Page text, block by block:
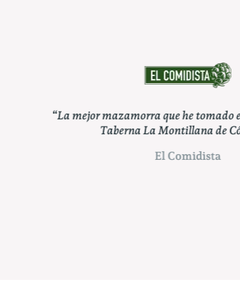
“Pueden apostar por un clásico
Montillana, capaz de atender en su